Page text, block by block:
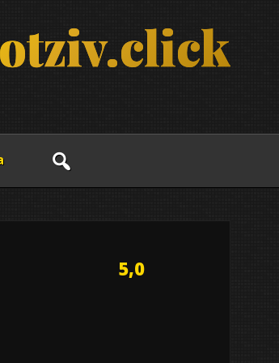
otziv.click
5,0